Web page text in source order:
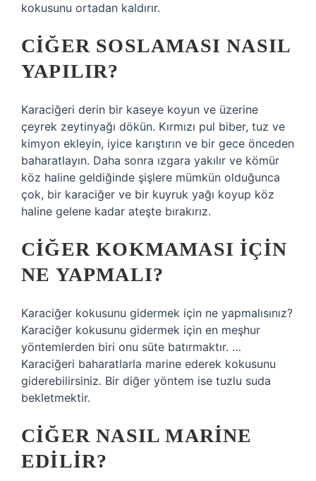
kokusunu ortadan kaldırır.
CIĞER SOSLAMASI NASIL
YAPILIR?
Karaciğeri derin bir kaseye koyun ve üzerine
çeyrek zeytinyağı dökün. Kırmızı pul biber, tuz ve
kimyon ekleyin, iyice karıştırın ve bir gece önceden
baharatlayın. Daha sonra ızgara yakılır ve kömür
köz haline geldiğinde şişlere mümkün olduğunca
çok, bir karaciğer ve bir kuyruk yağı koyup köz
haline gelene kadar ateşte bırakırız.
CIĞER KOKMAMASI IÇIN
NE YAPMALI?
Karaciğer kokusunu gidermek için ne yapmalısınız?
Karaciğer kokusunu gidermek için en meşhur
yöntemlerden biri onu süte batırmaktır. …
Karaciğeri baharatlarla marine ederek kokusunu
giderebilirsiniz. Bir diğer yöntem ise tuzlu suda
bekletmektir.
CIĞER NASIL MARINE
EDILIR?